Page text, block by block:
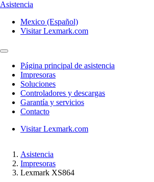
Asistencia
Mexico (Español)
Visitar Lexmark.com
Página principal de asistencia
Impresoras
Soluciones
Controladores y descargas
Garantía y servicios
Contacto
Visitar Lexmark.com
Asistencia
Impresoras
Lexmark XS864